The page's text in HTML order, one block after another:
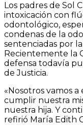
Los padres de Sol
intoxicación con
odontológico,
condenas de la
sentenciadas por
Recientemente la
defensa todavía
de Justicia.
«Nosotros vamos
cumplir nuestra
nuestra hija. Y
refirió María Edith